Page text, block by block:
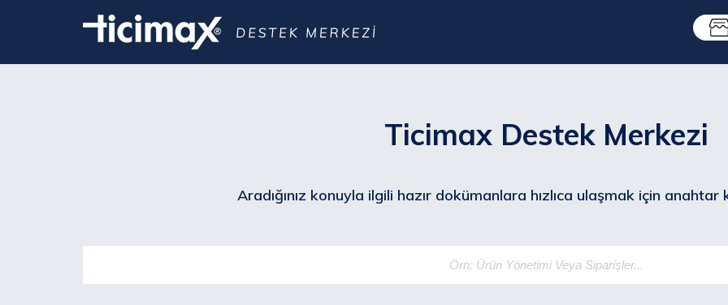
Ticimax Destek Merkezi
Aradığınız konuyla ilgili hazır dokümanlara hızlıca ulaşmak için